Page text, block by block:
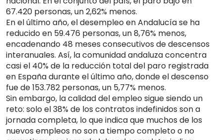
67.420 personas, un 2,62% menos.
En el último año, el desempleo en Andalucía se ha
reducido en 59.476 personas, un 8,76% menos,
encadenando 48 meses consecutivos de descensos
interanuales. Así, la comunidad andaluza concentra
casi el 40% de la reducción total del paro registrada
en España durante el último año, donde el descenso
fue de 153.782 personas, un 5,77% menos.
Sin embargo, la calidad del empleo sigue siendo un
reto: solo el 38% de los contratos indefinidos son a
jornada completa, lo que indica que muchos de los
nuevos empleos no son a tiempo completo o no